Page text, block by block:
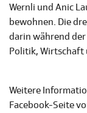
Wernli und Anic
bewohnen. Die
darin während der
Politik, Wirtschaft
Weitere
Facebook-Seite